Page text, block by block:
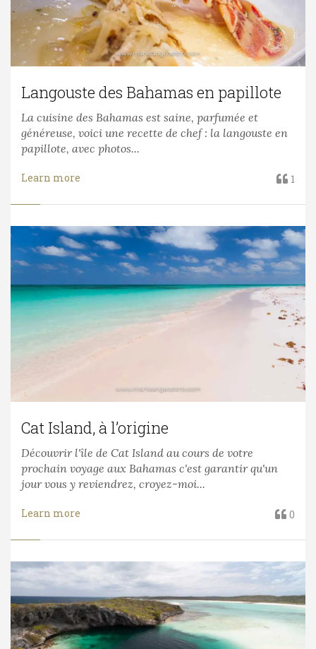
Langouste des Bahamas en papillote
La cuisine des Bahamas est saine, parfumée et
généreuse, voici une recette de chef : la langouste en
papillote, avec photos...
Learn more 1
Cat Island, à l’origine
Découvrir l'île de Cat Island au cours de votre
prochain voyage aux Bahamas c'est garantir qu'un
jour vous y reviendrez, croyez-moi...
Learn more 0